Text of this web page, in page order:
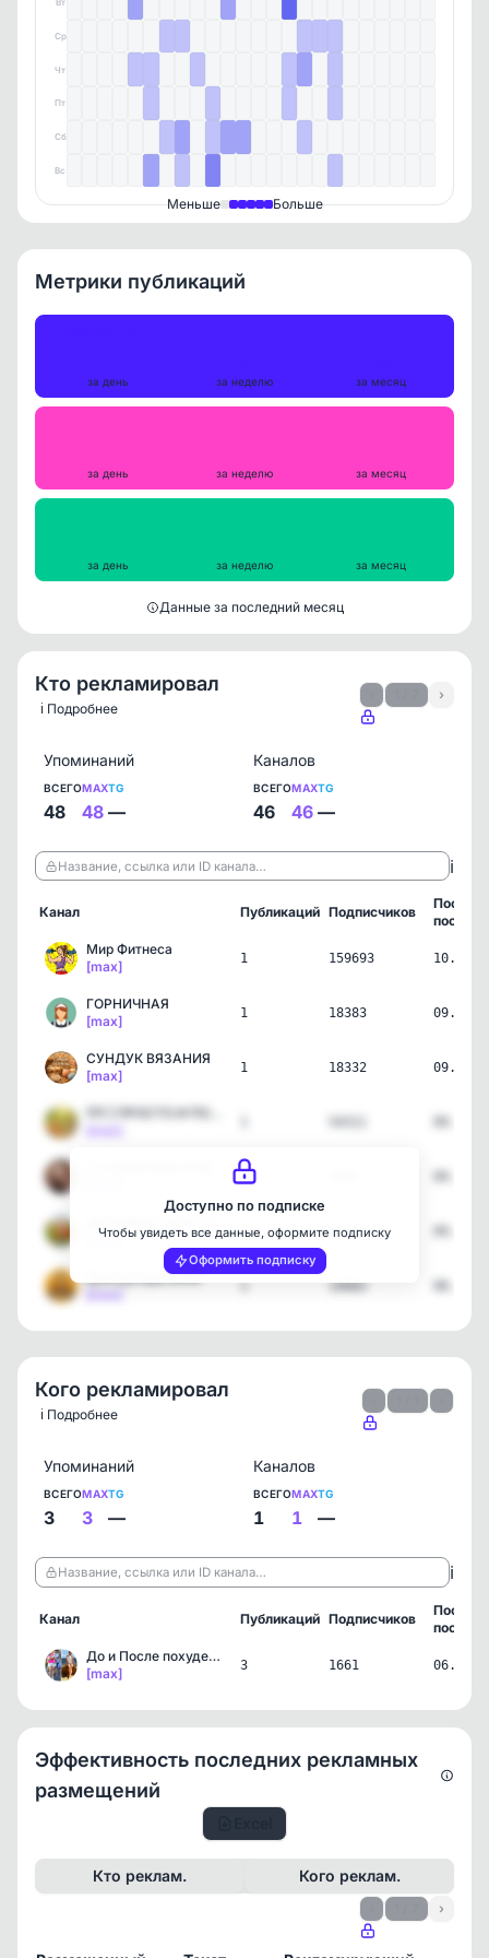
Вт
Ср
Чт
Пт
Сб
Вс
Меньше Больше
Метрики публикаций
за день за неделю за месяц
за день за неделю за месяц
за день за неделю за месяц
Данные за последний месяц
Кто рекламировал
ℹ️ Подробнее
›
Упоминаний
ВСЕГО
48
MAX
48
TG
—
Каналов
ВСЕГО
46
MAX
46
TG
—
Название, ссылка или ID канала… ℹ️
Канал Публикаций Подписчиков
пост
Мир Фитнеса
[max]
1 159693
ГОРНИЧНАЯ
[max]
1 18383
СУНДУК ВЯЗАНИЯ
[max]
1 18332
1
[max]
1 41871
Дом рукоделия🧶
1 19083
Доступно по подписке
Чтобы увидеть все данные, оформите подписку
Оформить подписку
Кого рекламировал
ℹ️ Подробнее
Упоминаний
ВСЕГО
3
MAX
3
TG
—
Каналов
ВСЕГО
1
MAX
1
TG
—
Название, ссылка или ID канала… ℹ️
Канал Публикаций Подписчиков
пост
До и После похудения | Д…
[max]
3 1661
Эффективность последних рекламных
размещений
Кто реклам. Кого реклам.
›